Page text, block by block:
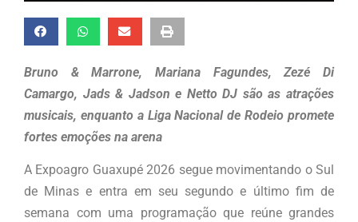
Bruno & Marrone, Mariana Fagundes, Zezé Di
Camargo, Jads & Jadson e Netto DJ são as atrações
musicais, enquanto a Liga Nacional de Rodeio promete
fortes emoções na arena
A Expoagro Guaxupé 2026 segue movimentando o Sul
de Minas e entra em seu segundo e último fim de
semana com uma programação que reúne grandes